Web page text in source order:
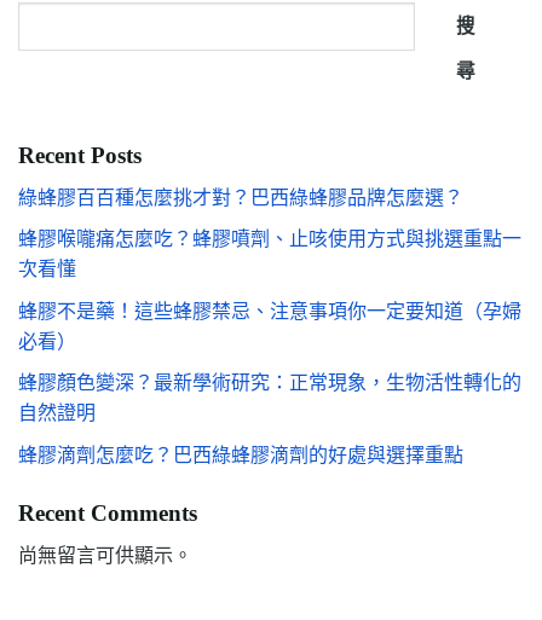
搜
尋
Recent Posts
綠蜂膠百百種怎麼挑才對？巴西綠蜂膠品牌怎麼選？
蜂膠喉嚨痛怎麼吃？蜂膠噴劑、止咳使用方式與挑選重點一
次看懂
蜂膠不是藥！這些蜂膠禁忌、注意事項你一定要知道（孕婦
必看）
蜂膠顏色變深？最新學術研究：正常現象，生物活性轉化的
自然證明
蜂膠滴劑怎麼吃？巴西綠蜂膠滴劑的好處與選擇重點
Recent Comments
尚無留言可供顯示。